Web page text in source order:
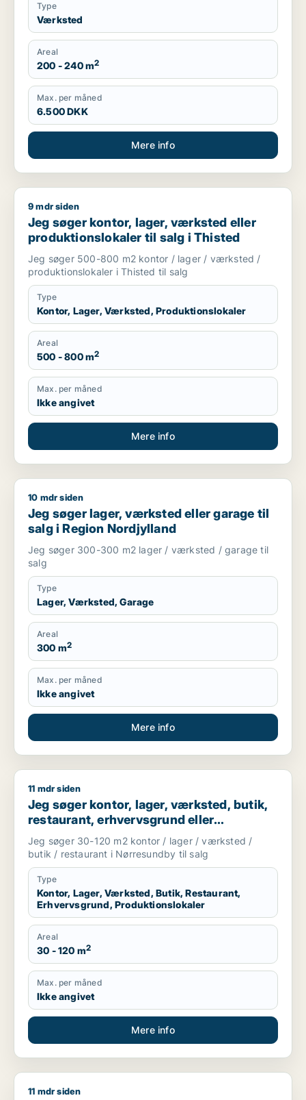
Type
Værksted
Areal
200 - 240 m2
Max. per måned
6.500 DKK
Mere info
Jeg søger kontor, lager, værksted eller produktionslokaler
9 mdr siden
Jeg søger kontor, lager, værksted eller
produktionslokaler til salg i Thisted
Jeg søger 500-800 m2 kontor / lager / værksted /
produktionslokaler i Thisted til salg
Type
Kontor, Lager, Værksted, Produktionslokaler
Areal
500 - 800 m2
Max. per måned
Ikke angivet
Mere info
Jeg søger lager, værksted eller garage til salg i Region
10 mdr siden
Jeg søger lager, værksted eller garage til
salg i Region Nordjylland
Jeg søger 300-300 m2 lager / værksted / garage til
salg
Type
Lager, Værksted, Garage
Areal
300 m2
Max. per måned
Ikke angivet
Mere info
Jeg søger kontor, lager, værksted, butik, restaurant,
11 mdr siden
Jeg søger kontor, lager, værksted, butik,
restaurant, erhvervsgrund eller
produktionslokaler til salg i Nørresundby
Jeg søger 30-120 m2 kontor / lager / værksted /
butik / restaurant i Nørresundby til salg
Type
Kontor, Lager, Værksted, Butik, Restaurant,
Erhvervsgrund, Produktionslokaler
Areal
30 - 120 m2
Max. per måned
Ikke angivet
Mere info
Morten søger kontor, lager, værksted, butik, klinik,
11 mdr siden